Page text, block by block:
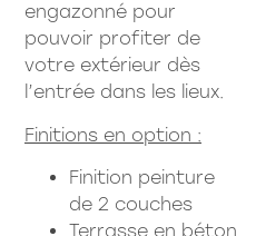
engazonné pour
pouvoir profiter de
votre extérieur dès
l’entrée dans les lieux.
Finitions en option :
Finition peinture
de 2 couches
Terrasse en béton